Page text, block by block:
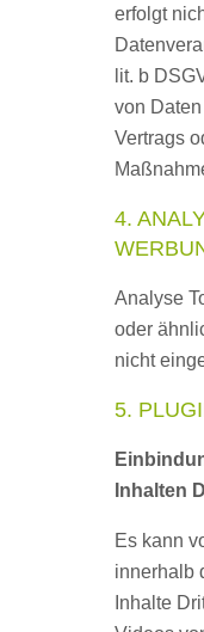
erfolgt
lit. b
von
Vertrags
4.
Analyse
oder
nicht
5.
Inhalten
Es kann
innerhalb
Inhalte